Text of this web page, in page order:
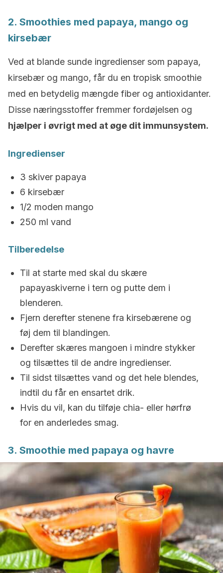
2. Smoothies med papaya, mango og
kirsebær
Ved at blande sunde ingredienser som papaya,
kirsebær og mango, får du en tropisk smoothie
med en betydelig mængde fiber og antioxidanter.
Disse næringsstoffer fremmer fordøjelsen og
hjælper i øvrigt med at øge dit immunsystem.
Ingredienser
3 skiver papaya
6 kirsebær
1/2 moden mango
250 ml vand
Tilberedelse
Til at starte med skal du skære
papayaskiverne i tern og putte dem i
blenderen.
Fjern derefter stenene fra kirsebærene og
føj dem til blandingen.
Derefter skæres mangoen i mindre stykker
og tilsættes til de andre ingredienser.
Til sidst tilsættes vand og det hele blendes,
indtil du får en ensartet drik.
Hvis du vil, kan du tilføje chia- eller hørfrø
for en anderledes smag.
3. Smoothie med papaya og havre